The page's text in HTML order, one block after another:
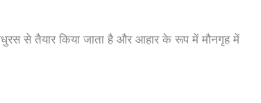
मधुरस से तैयार किया जाता है और आहार के रूप में मौनगृह में